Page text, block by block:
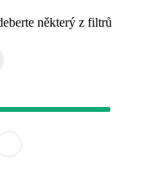
některý z filtrů